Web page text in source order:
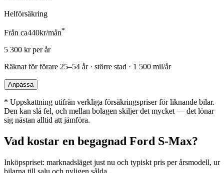
Helförsäkring
Från ca440kr/mån*
5 300 kr per år
Räknat för förare 25–54 år · större stad · 1 500 mil/år
Anpassa
* Uppskattning utifrån verkliga försäkringspriser för liknande bilar.
Den kan slå fel, och mellan bolagen skiljer det mycket — det lönar
sig nästan alltid att jämföra.
Vad kostar en begagnad Ford S-Max?
Inköpspriset: marknadsläget just nu och typiskt pris per årsmodell, ur
bilarna till salu och nyligen sålda.